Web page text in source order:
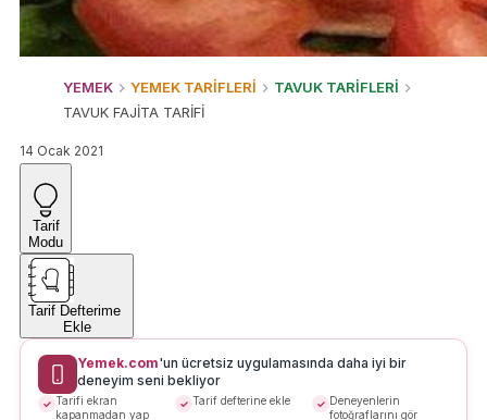
YEMEK YEMEK TARİFLERİ
TAVUK TARİFLERİ
TAVUK FAJİTA TARİFİ
14 Ocak 2021
Tarif
Modu
Tarif Defterime
Ekle
Yemek.com'un ücretsiz uygulamasında daha iyi bir
deneyim seni bekliyor
Tarifi ekran
kapanmadan yap
Tarif defterine ekle
Deneyenlerin
fotoğraflarını gör